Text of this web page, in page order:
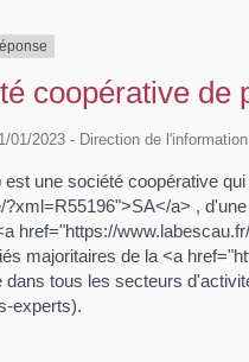
coopérative de
01/2023 - Direction de
est une société coopérative
?xml=R55196">SA</a> ,
href="https://
majoritaires de la <a
dans tous les secteurs
experts).